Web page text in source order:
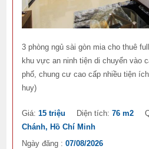
3 phòng ngủ sài gòn mia cho thuê
khu vực an ninh tiện di chuyển vào
phố, chung cư cao cấp nhiều tiện
huy)
Giá:15 triệu Diện tích:76 m2
Chánh, Hồ Chí Minh
Ngày đăng :07/08/2026